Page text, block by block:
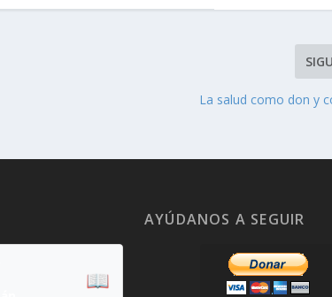
La salud como don y
📖
AYÚDANOS A SEGUIR